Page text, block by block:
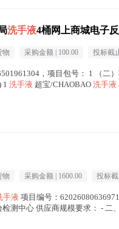
洗手液4桶网上商城电子
物 采购金额 | 100.00 投标截
，项目包号： 1 （二
1 洗手液 超宝/CHAOBAO 洗手液
物 采购金额 | 1600.00 投标
手液 项目编号：
测中心 供应商规模要求： -